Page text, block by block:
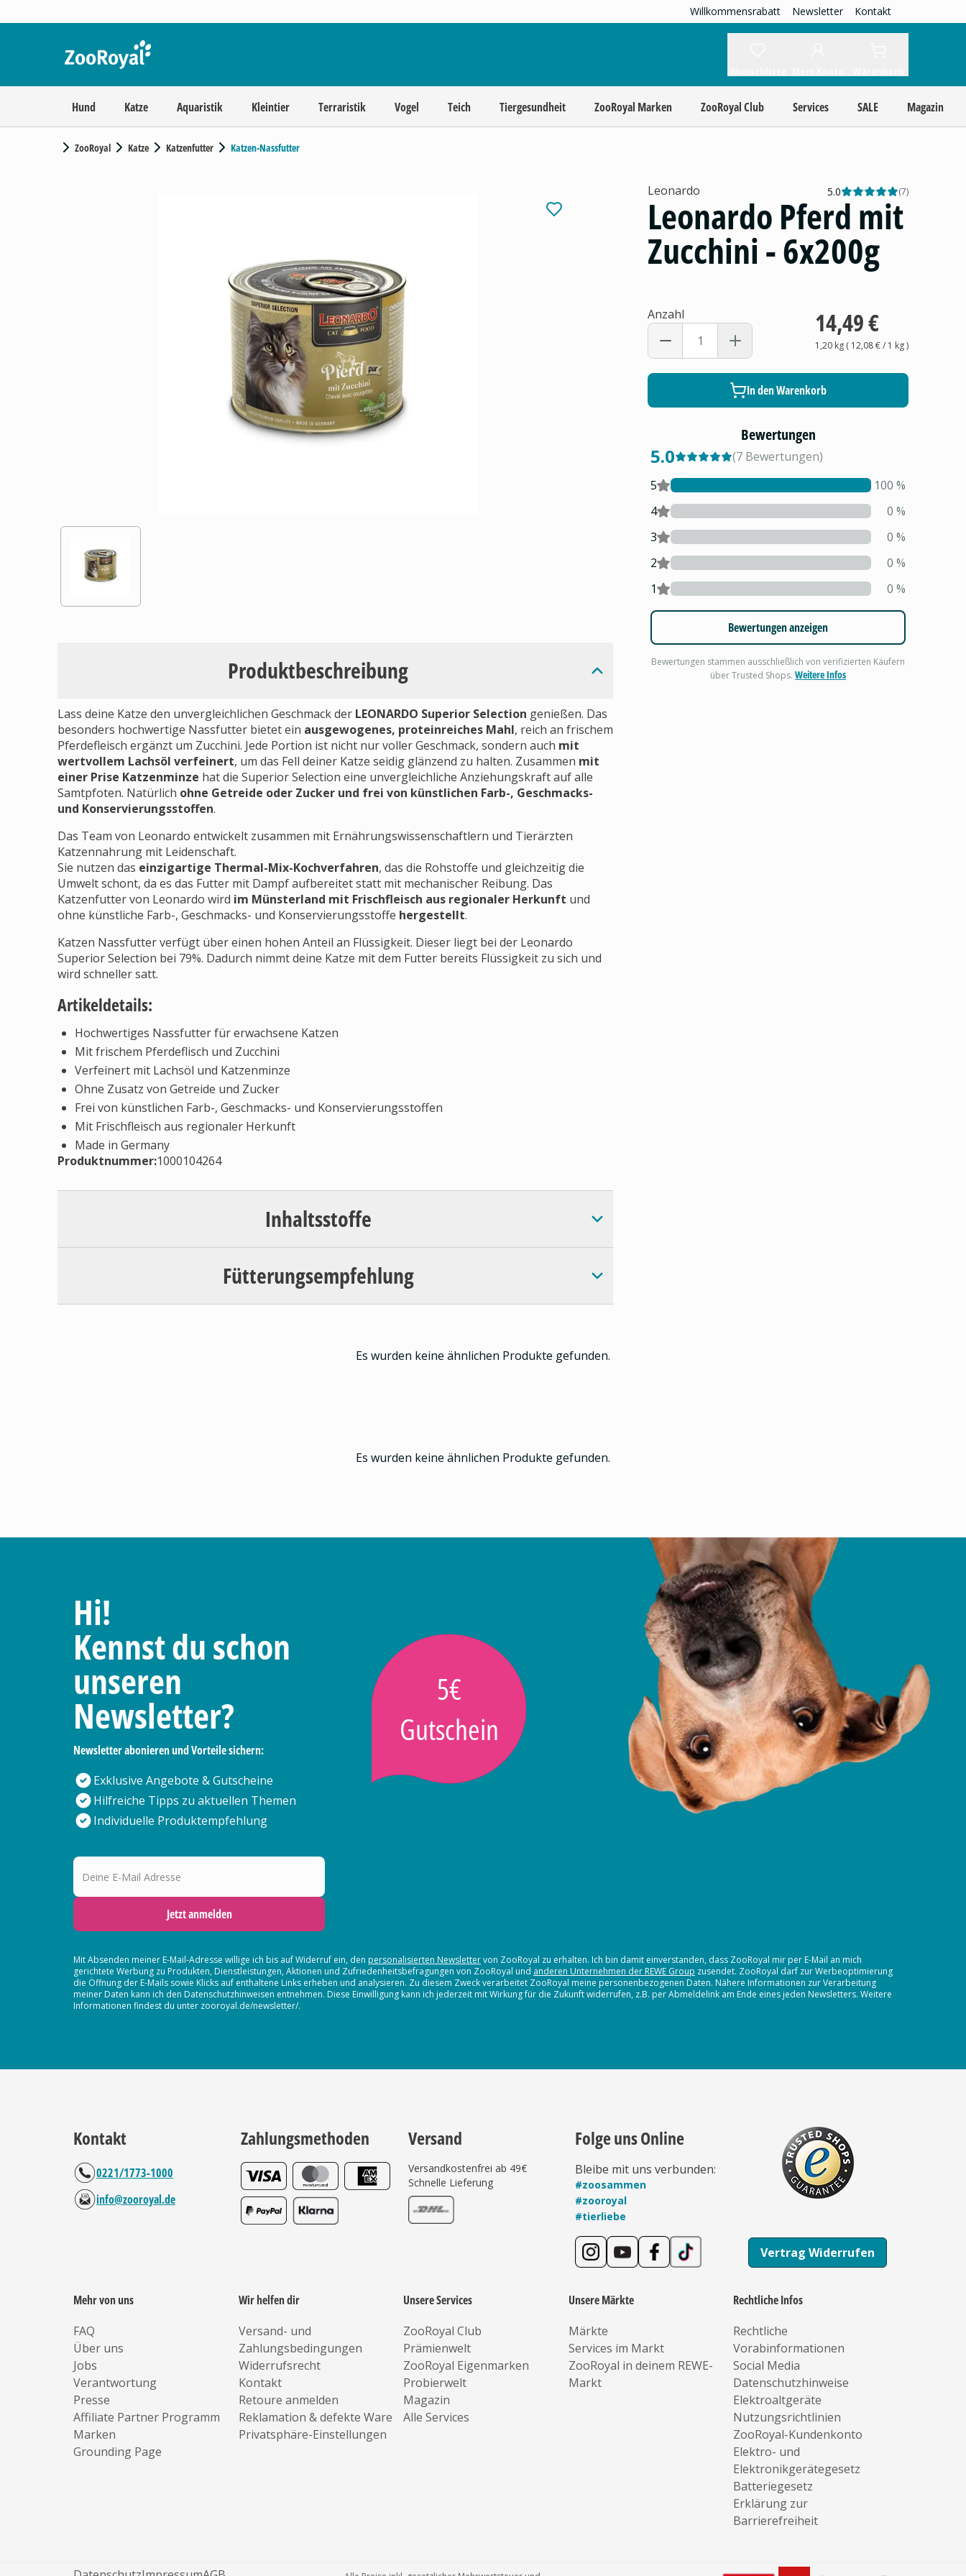
Willkommensrabatt Newsletter Kontakt
Hund Katze Aquaristik Kleintier Terraristik Vogel Teich Tiergesundheit ZooRoyal Marken ZooRoyal Club Services SALE Magazin
ZooRoyal Katze Katzenfutter Katzen-Nassfutter
Produktbeschreibung
Lass deine Katze den unvergleichlichen Geschmack der LEONARDO Superior Selection genießen. Das
besonders hochwertige Nassfutter bietet ein ausgewogenes, proteinreiches Mahl, reich an frischem
Pferdefleisch ergänzt um Zucchini. Jede Portion ist nicht nur voller Geschmack, sondern auch mit
wertvollem Lachsöl verfeinert, um das Fell deiner Katze seidig glänzend zu halten. Zusammen mit
einer Prise Katzenminze hat die Superior Selection eine unvergleichliche Anziehungskraft auf alle
Samtpfoten. Natürlich ohne Getreide oder Zucker und frei von künstlichen Farb-, Geschmacks-
und Konservierungsstoffen.
Das Team von Leonardo entwickelt zusammen mit Ernährungswissenschaftlern und Tierärzten
Katzennahrung mit Leidenschaft.
Sie nutzen das einzigartige Thermal-Mix-Kochverfahren, das die Rohstoffe und gleichzeitig die
Umwelt schont, da es das Futter mit Dampf aufbereitet statt mit mechanischer Reibung. Das
Katzenfutter von Leonardo wird im Münsterland mit Frischfleisch aus regionaler Herkunft und
ohne künstliche Farb-, Geschmacks- und Konservierungsstoffe hergestellt.
Katzen Nassfutter verfügt über einen hohen Anteil an Flüssigkeit. Dieser liegt bei der Leonardo
Superior Selection bei 79%. Dadurch nimmt deine Katze mit dem Futter bereits Flüssigkeit zu sich und
wird schneller satt.
Artikeldetails:
Hochwertiges Nassfutter für erwachsene Katzen
Mit frischem Pferdeflisch und Zucchini
Verfeinert mit Lachsöl und Katzenminze
Ohne Zusatz von Getreide und Zucker
Frei von künstlichen Farb-, Geschmacks- und Konservierungsstoffen
Mit Frischfleisch aus regionaler Herkunft
Made in Germany
Produktnummer:1000104264
Inhaltsstoffe
Fütterungsempfehlung
Leonardo 5.0 (7)
Leonardo Pferd mit
Zucchini - 6x200g
Anzahl 14,49 €
1,20 kg( 12,08 €/ 1 kg)
In den Warenkorb
Bewertungen
5.0 (7 Bewertungen)
5
100 %
4
0 %
3
0 %
2
0 %
1
0 %
Bewertungen anzeigen
Bewertungen stammen ausschließlich von verifizierten Käufern
über Trusted Shops.Weitere Infos
Es wurden keine ähnlichen Produkte gefunden.
Es wurden keine ähnlichen Produkte gefunden.
Hi!
Kennst du schon
unseren
Newsletter?
Newsletter abonieren und Vorteile sichern:
Exklusive Angebote & Gutscheine
Hilfreiche Tipps zu aktuellen Themen
Individuelle Produktempfehlung
5€
Gutschein
Deine E-Mail Adresse
Jetzt anmelden
Mit Absenden meiner E-Mail-Adresse willige ich bis auf Widerruf ein, den personalisierten Newslettervon ZooRoyal zu erhalten. Ich bin damit einverstanden, dass ZooRoyal mir per E-Mail an mich
gerichtete Werbung zu Produkten, Dienstleistungen, Aktionen und Zufriedenheitsbefragungen von ZooRoyal und anderen Unternehmen der REWE Group zusendet. ZooRoyal darf zur Werbeoptimierung
die Öffnung der E-Mails sowie Klicks auf enthaltene Links erheben und analysieren. Zu diesem Zweck verarbeitet ZooRoyal meine personenbezogenen Daten. Nähere Informationen zur Verarbeitung
meiner Daten kann ich den Datenschutzhinweisen entnehmen. Diese Einwilligung kann ich jederzeit mit Wirkung für die Zukunft widerrufen, z.B. per Abmeldelink am Ende eines jeden Newsletters. Weitere
Informationen findest du unter zooroyal.de/newsletter/.
Kontakt
0221/1773-1000
info@zooroyal.de
Zahlungsmethoden Versand
Versandkostenfrei ab 49€
Schnelle Lieferung
Folge uns Online
Bleibe mit uns verbunden:
#zoosammen
#zooroyal
#tierliebe
Vertrag Widerrufen
Mehr von uns
FAQ
Über uns
Jobs
Verantwortung
Presse
Affiliate Partner Programm
Marken
Grounding Page
Wir helfen dir
Versand- und
Zahlungsbedingungen
Widerrufsrecht
Kontakt
Retoure anmelden
Reklamation & defekte Ware
Privatsphäre-Einstellungen
Unsere Services
ZooRoyal Club
Prämienwelt
ZooRoyal Eigenmarken
Probierwelt
Magazin
Alle Services
Unsere Märkte
Märkte
Services im Markt
ZooRoyal in deinem REWE-
Markt
Rechtliche Infos
Rechtliche
Vorabinformationen
Social Media
Datenschutzhinweise
Elektroaltgeräte
Nutzungsrichtlinien
ZooRoyal-Kundenkonto
Elektro- und
Elektronikgerätegesetz
Batteriegesetz
Erklärung zur
Barrierefreiheit